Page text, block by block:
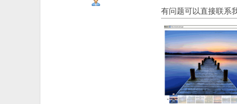
有问题可以直接联系